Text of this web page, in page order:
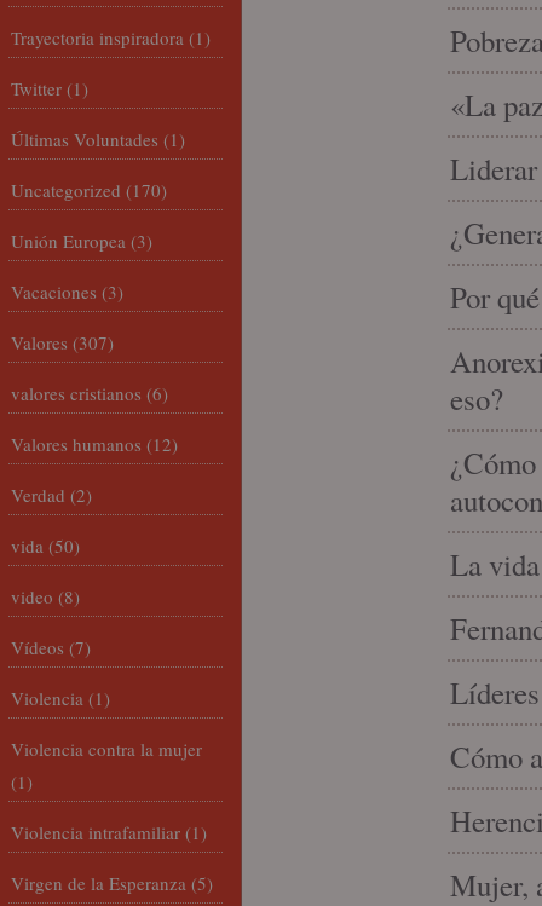
«La
Liderar
Por
eso?
La
Cómo
Mujer,
Trayectoria inspiradora (1)
Twitter (1)
Últimas Voluntades (1)
Uncategorized (170)
Unión Europea (3)
Vacaciones (3)
Valores (307)
valores cristianos (6)
Valores humanos (12)
Verdad (2)
vida (50)
video (8)
Vídeos (7)
Violencia (1)
Violencia contra la mujer
(1)
Violencia intrafamiliar (1)
Virgen de la Esperanza (5)